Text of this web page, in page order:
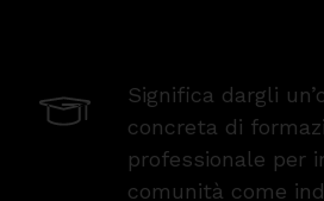
Significa dargli
concreta di
professionale per
comunità come